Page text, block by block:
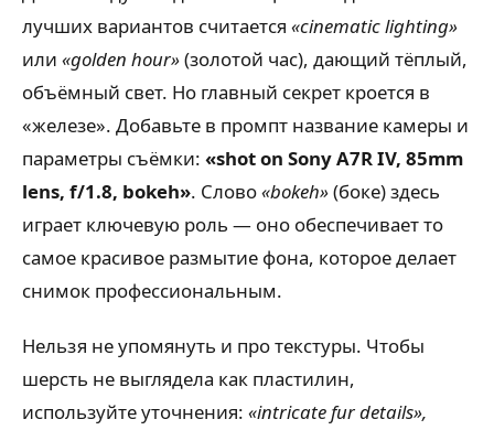
лучших вариантов считается «cinematic lighting»
или «golden hour»(золотой час), дающий тёплый,
объёмный свет. Но главный секрет кроется в
«железе». Добавьте в промпт название камеры и
параметры съёмки: «shot on Sony A7R IV, 85mm
lens, f/1.8, bokeh». Слово«bokeh»(боке) здесь
играет ключевую роль — оно обеспечивает то
самое красивое размытие фона, которое делает
снимок профессиональным.
Нельзя не упомянуть и про текстуры. Чтобы
шерсть не выглядела как пластилин,
используйте уточнения: «intricate fur details»,